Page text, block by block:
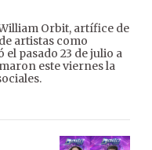
Orbit, artífice de
artistas como
pasado 23 de julio a
este viernes la